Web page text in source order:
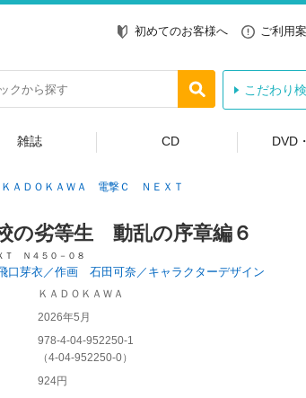
初めてのお客様へ ご利用
こだわり
雑誌 CD DVD
ＫＡＤＯＫＡＷＡ 電撃Ｃ ＮＥＸＴ
の劣等生 動乱の序章編６
Ｔ Ｎ４５０－０８
芽衣／作画 石田可奈／キャラクターデザイン
ＫＡＤＯＫＡＷＡ
2026年5月
978-4-04-952250-1
（4-04-952250-0）
924円